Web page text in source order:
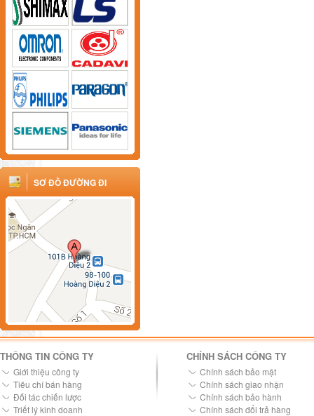
SƠ ĐỒ ĐƯỜNG ĐI
THÔNG TIN CÔNG TY
Giới thiệu công ty
Tiêu chí bán hàng
Đối tác chiến lược
Triết lý kinh doanh
CHÍNH SÁCH CÔNG TY
Chính sách bảo mật
Chính sách giao nhận
Chính sách bảo hành
Chính sách đổi trả hàng